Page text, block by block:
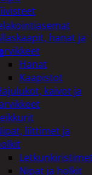
hanat ja
Hanat
Kaapistot
kaivot ja
liittimet ja
Nipat ja holkit